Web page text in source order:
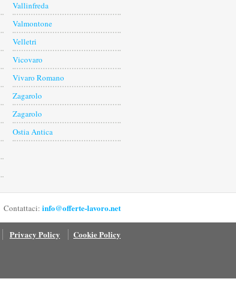
Vallinfreda
Valmontone
Velletri
Vicovaro
Vivaro Romano
Zagarolo
Zagarolo
Ostia Antica
Contattaci: info@offerte-lavoro.net
Privacy Policy Cookie Policy